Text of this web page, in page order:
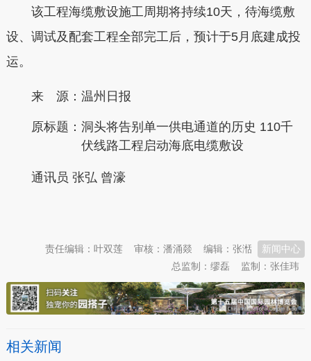
该工程海缆敷设施工周期将持续10天，待海缆敷
设、调试及配套工程全部完工后，预计于5月底建成投
运。
来 源：温州日报
原标题： 洞头将告别单一供电通道的历史 110千
伏线路工程启动海底电缆敷设
通讯员 张弘 曾濠
新闻中心
编辑：张湉
审核：潘涌燚
责任编辑：叶双莲
监制：张佳玮
总监制：缪磊
相关新闻